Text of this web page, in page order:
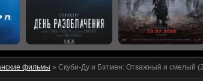
фильмы » Скуби-Ду и Бэтмен: Отважный и смелый